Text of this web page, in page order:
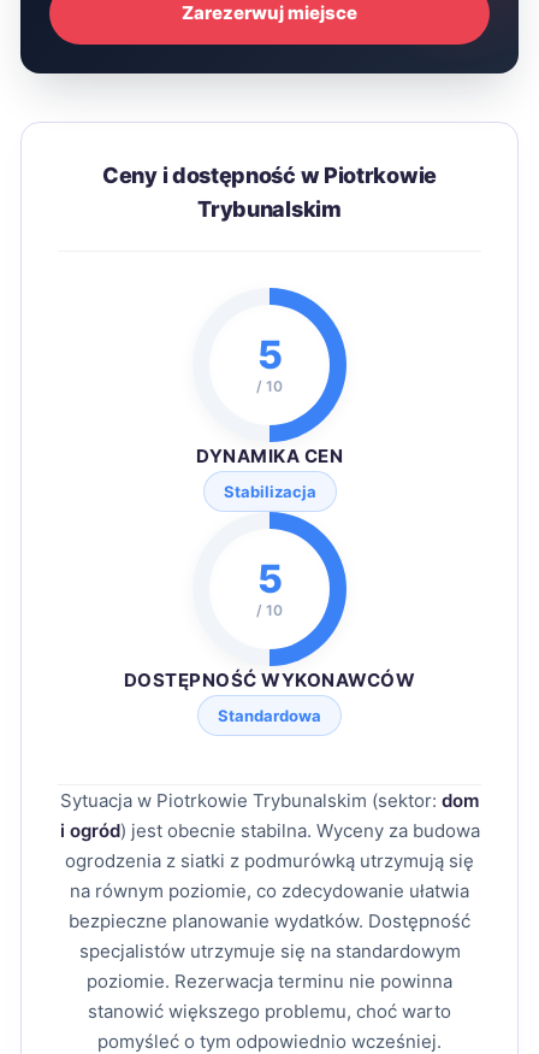
Zarezerwuj miejsce
Ceny i dostępność w Piotrkowie
Trybunalskim
5
/ 10
DYNAMIKA CEN
Stabilizacja
5
/ 10
DOSTĘPNOŚĆ WYKONAWCÓW
Standardowa
Sytuacja w Piotrkowie Trybunalskim (sektor: dom
i ogród) jest obecnie stabilna. Wyceny za budowa
ogrodzenia z siatki z podmurówką utrzymują się
na równym poziomie, co zdecydowanie ułatwia
bezpieczne planowanie wydatków. Dostępność
specjalistów utrzymuje się na standardowym
poziomie. Rezerwacja terminu nie powinna
stanowić większego problemu, choć warto
pomyśleć o tym odpowiednio wcześniej.